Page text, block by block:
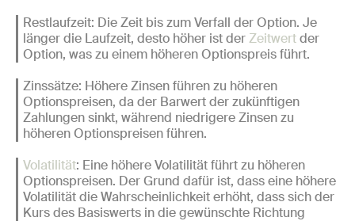
Restlaufzeit: Die Zeit bis zum Verfall der Option. Je
länger die Laufzeit, desto höher ist derZeitwertder
Option, was zu einem höheren Optionspreis führt.
Zinssätze: Höhere Zinsen führen zu höheren
Optionspreisen, da der Barwert der zukünftigen
Zahlungen sinkt, während niedrigere Zinsen zu
höheren Optionspreisen führen.
Volatilität: Eine höhere Volatilität führt zu höheren
Optionspreisen. Der Grund dafür ist, dass eine höhere
Volatilität die Wahrscheinlichkeit erhöht, dass sich der
Kurs des Basiswerts in die gewünschte Richtung